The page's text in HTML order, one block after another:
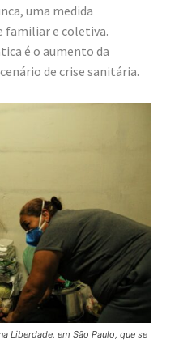
uma medida
familiar e coletiva.
é o aumento da
de crise sanitária.
Liberdade, em São Paulo, que se